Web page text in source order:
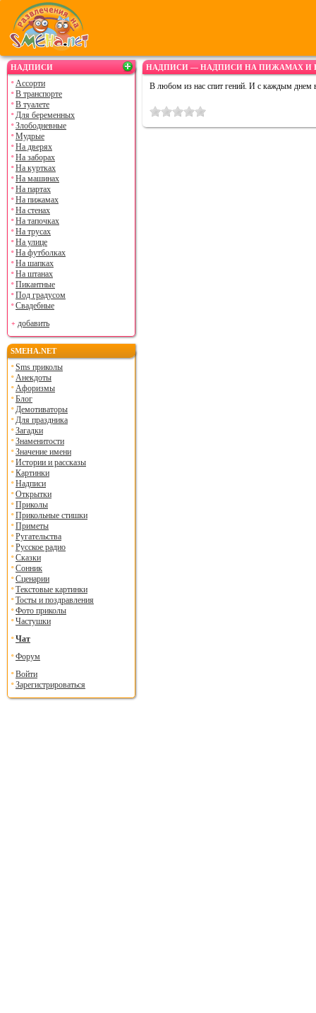
НАДПИСИ
Ассорти
В транспорте
В туалете
Для беременных
Злободневные
Мудрые
На дверях
На заборах
На куртках
На машинах
На партах
На пижамах
На стенах
На тапочках
На трусах
На улице
На футболках
На шапках
На штанах
Пикантные
Под градусом
Свадебные
добавить
SMEHA.NET
Sms приколы
Анекдоты
Афоризмы
Блог
Демотиваторы
Для праздника
Загадки
Знаменитости
Значение имени
Истории и рассказы
Картинки
Надписи
Открытки
Приколы
Прикольные стишки
Приметы
Ругательства
Русское радио
Сказки
Сонник
Сценарии
Текстовые картинки
Тосты и поздравления
Фото приколы
Частушки
Чат
Форум
Войти
Зарегистрироваться
НАДПИСИ — НАДПИСИ НА ПИЖАМАХ И
В любом из нас спит гений. И с каждым днем